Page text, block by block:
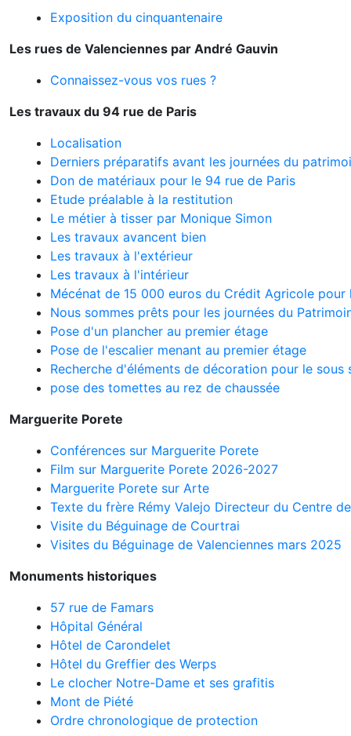
Exposition du cinquantenaire
Les rues de Valenciennes par André Gauvin
Connaissez-vous vos rues ?
Les travaux du 94 rue de Paris
Localisation
Derniers préparatifs avant les journées du
Don de matériaux pour le 94 rue de Paris
Etude préalable à la restitution
Le métier à tisser par Monique Simon
Les travaux avancent bien
Les travaux à l'extérieur
Les travaux à l'intérieur
Mécénat de 15 000 euros du Crédit Agricole pour
Nous sommes prêts pour les journées du
Pose d'un plancher au premier étage
Pose de l'escalier menant au premier étage
Recherche d'éléments de décoration pour le sous
pose des tomettes au rez de chaussée
Marguerite Porete
Conférences sur Marguerite Porete
Film sur Marguerite Porete 2026-2027
Marguerite Porete sur Arte
Texte du frère Rémy Valejo Directeur du Centre
Visite du Béguinage de Courtrai
Visites du Béguinage de Valenciennes mars 2025
Monuments historiques
57 rue de Famars
Hôpital Général
Hôtel de Carondelet
Hôtel du Greffier des Werps
Le clocher Notre-Dame et ses grafitis
Mont de Piété
Ordre chronologique de protection